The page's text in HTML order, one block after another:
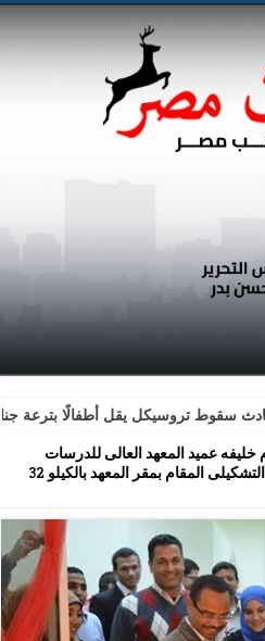
سقوط تروسيكل يقل أطفالًا بترعة
عميد المعهد العالى للدرسات
التكنولوجيه المتخصصه معرض الفن التشكيلى المقام بمقر المعهد بالكيلو 32